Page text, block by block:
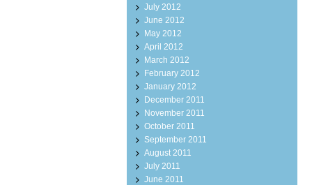
July 2012
June 2012
May 2012
April 2012
March 2012
February 2012
January 2012
December 2011
November 2011
October 2011
September 2011
August 2011
July 2011
June 2011